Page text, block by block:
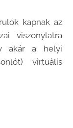
kapnak az
viszonylatra
akár a helyi
virtuàlis